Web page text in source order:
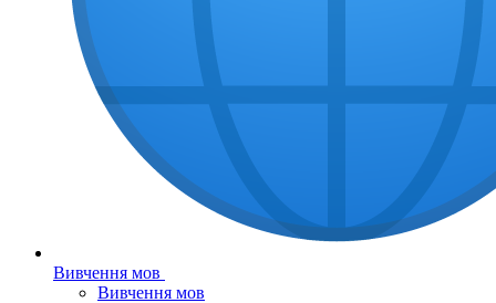
Вивчення мов
Вивчення мов